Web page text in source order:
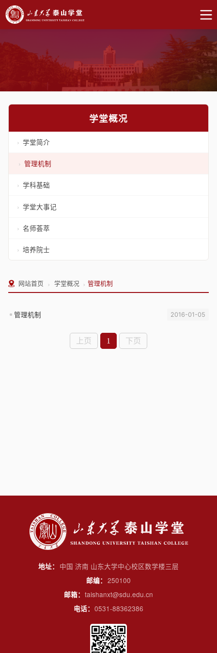
学堂概况
学堂简介
管理机制
学科基础
学堂大事记
名师荟萃
培养院士
网站首页 › 学堂概况 › 管理机制
管理机制 2016-01-05
上页 1 下页
地址： 中国 济南 山东大学中心校区数学楼三层
邮编： 250100
邮箱： taishanxt@sdu.edu.cn
电话： 0531-88362386